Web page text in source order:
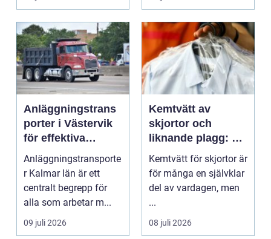
Anläggningstrans
porter i Västervik
för effektiva
byggprojekt
Anläggningstransporte
r Kalmar län är ett
centralt begrepp för
alla som arbetar m...
09 juli 2026
Kemtvätt av
skjortor och
liknande plagg: Så
fungerar
professionell
klädvård i
Kemtvätt för skjortor är
för många en självklar
del av vardagen, men
...
08 juli 2026